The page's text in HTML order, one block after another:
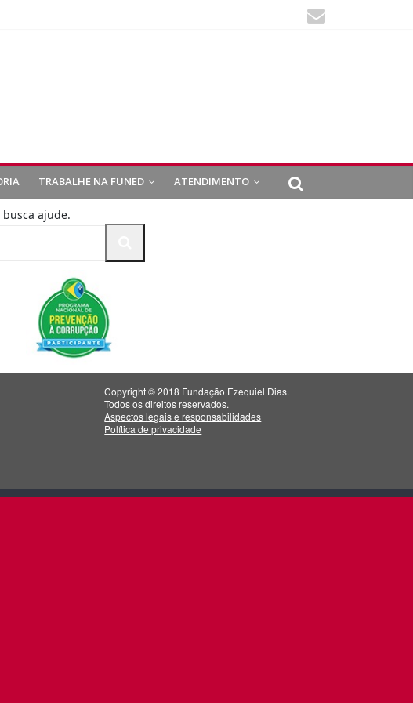
TRABALHE NA FUNED ATENDIMENTO
ajude.
Copyright © 2018 Fundação Ezequiel Dias.
Todos os direitos reservados.
Aspectos legais e responsabilidades
Política de privacidade